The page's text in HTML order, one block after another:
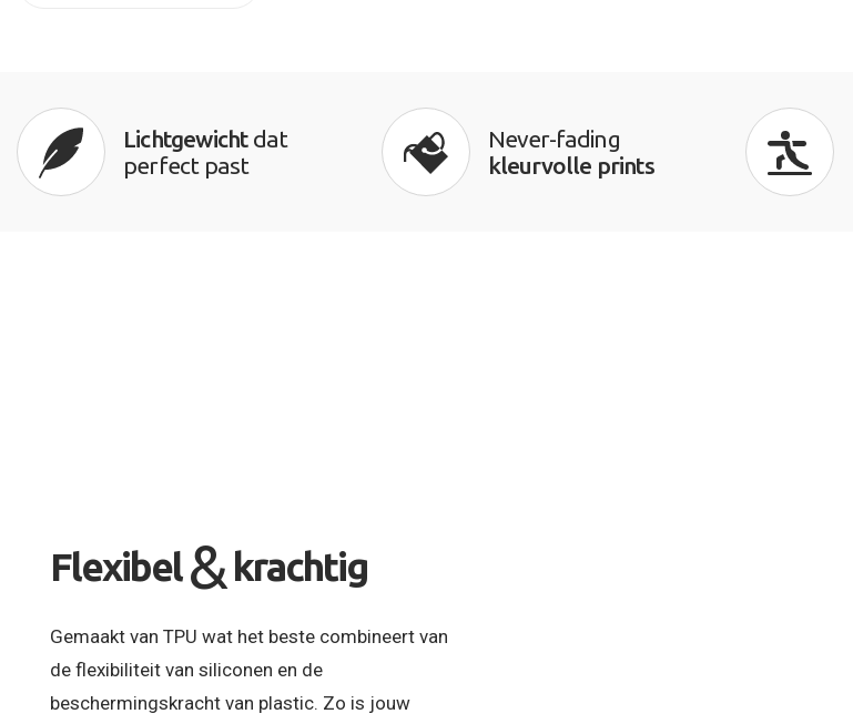
Lichtgewichtdat
perfect past
Never-fading
kleurvolle prints
Flexibel & krachtig
Gemaakt van TPU wat het beste combineert van
de flexibiliteit van siliconen en de
beschermingskracht van plastic. Zo is jouw